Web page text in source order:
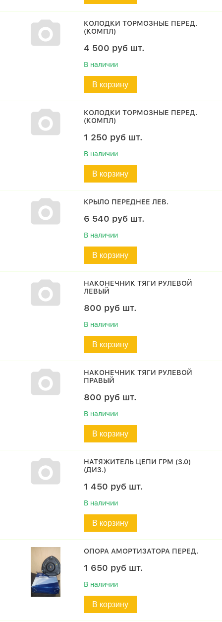
КОЛОДКИ ТОРМОЗНЫЕ ПЕРЕД.
(КОМПЛ)
4 500 руб шт.
В наличии
В корзину
КОЛОДКИ ТОРМОЗНЫЕ ПЕРЕД.
(КОМПЛ)
1 250 руб шт.
В наличии
В корзину
КРЫЛО ПЕРЕДНЕЕ ЛЕВ.
6 540 руб шт.
В наличии
В корзину
НАКОНЕЧНИК ТЯГИ РУЛЕВОЙ
ЛЕВЫЙ
800 руб шт.
В наличии
В корзину
НАКОНЕЧНИК ТЯГИ РУЛЕВОЙ
ПРАВЫЙ
800 руб шт.
В наличии
В корзину
НАТЯЖИТЕЛЬ ЦЕПИ ГРМ (3.0)
(ДИЗ.)
1 450 руб шт.
В наличии
В корзину
ОПОРА АМОРТИЗАТОРА ПЕРЕД.
1 650 руб шт.
В наличии
В корзину